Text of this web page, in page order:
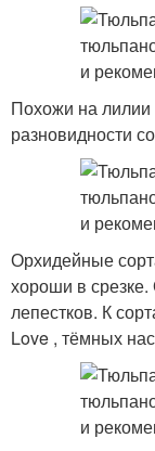
Похожи на
разновидности
Орхидейные
хороши в
лепестков. К
Love , тёмных